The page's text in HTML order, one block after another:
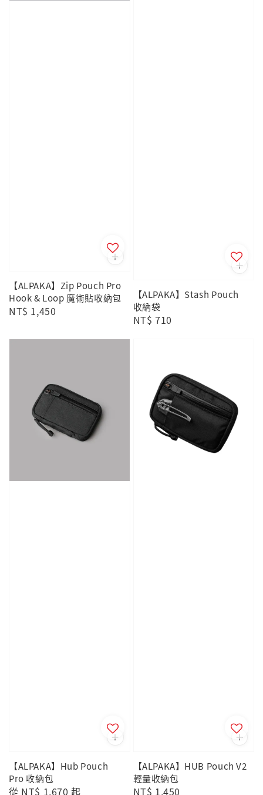
【ALPAKA】Zip Pouch Pro
Hook & Loop 魔術貼收納包
Regular
NT$ 1,450
【ALPAKA】Stash Pouch
收納袋
Regular
NT$ 710
【ALPAKA】Hub Pouch
Pro 收納包
Regular
從 NT$ 1,670 起
【ALPAKA】HUB Pouch V2
輕量收納包
Regular
NT$ 1,450